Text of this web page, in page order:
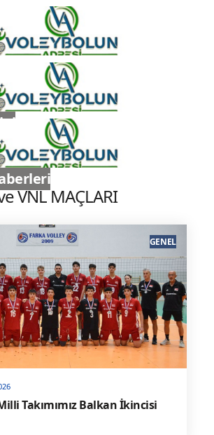
VNL MAÇLARI
Takımımız Balkan İkincisi
GENEL